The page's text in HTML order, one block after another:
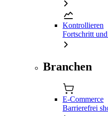
Kontrollieren
Fortschritt
Branchen
E-Commerce
Barrierefrei